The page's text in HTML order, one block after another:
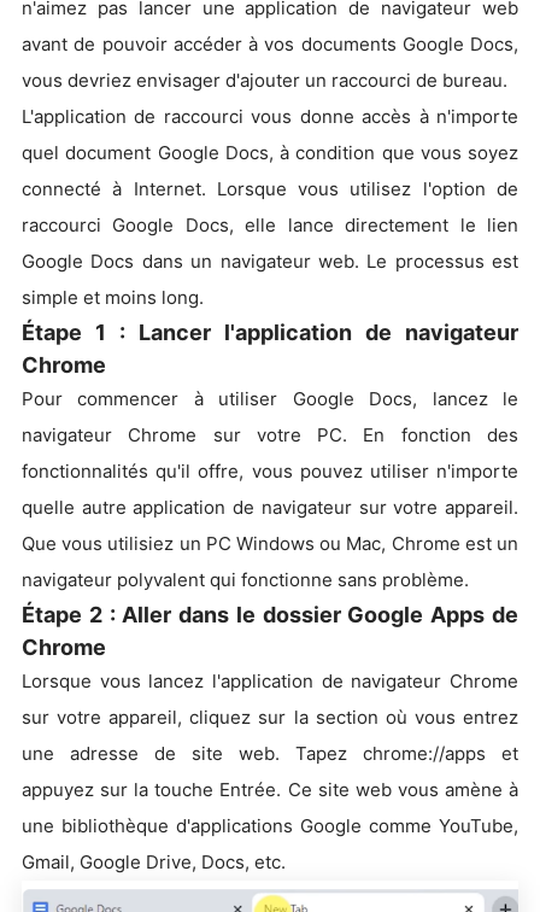
n'aimez pas lancer une application de navigateur web
avant de pouvoir accéder à vos documents Google Docs,
vous devriez envisager d'ajouter un raccourci de bureau.
L'application de raccourci vous donne accès à n'importe
quel document Google Docs, à condition que vous soyez
connecté à Internet. Lorsque vous utilisez l'option de
raccourci Google Docs, elle lance directement le lien
Google Docs dans un navigateur web. Le processus est
simple et moins long.
Étape 1 : Lancer l'application de navigateur
Chrome
Pour commencer à utiliser Google Docs, lancez le
navigateur Chrome sur votre PC. En fonction des
fonctionnalités qu'il offre, vous pouvez utiliser n'importe
quelle autre application de navigateur sur votre appareil.
Que vous utilisiez un PC Windows ou Mac, Chrome est un
navigateur polyvalent qui fonctionne sans problème.
Étape 2 : Aller dans le dossier Google Apps de
Chrome
Lorsque vous lancez l'application de navigateur Chrome
sur votre appareil, cliquez sur la section où vous entrez
une adresse de site web. Tapez chrome://apps et
appuyez sur la touche Entrée. Ce site web vous amène à
une bibliothèque d'applications Google comme YouTube,
Gmail, Google Drive, Docs, etc.